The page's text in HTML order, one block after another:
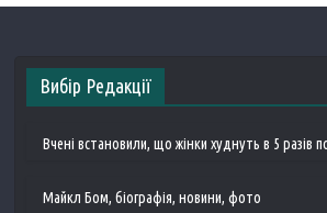
Вибір Редакції
Вчені встановили, що жінки худнуть в 5 разів
Майкл Бом, біографія, новини, фото